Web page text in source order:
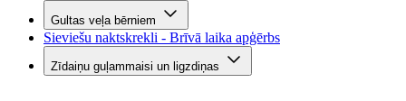
Gultas veļa bērniem
Sieviešu naktskrekli - Brīvā laika apģērbs
Zīdaiņu guļammaisi un ligzdiņas